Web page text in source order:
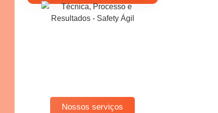
Nossos serviços